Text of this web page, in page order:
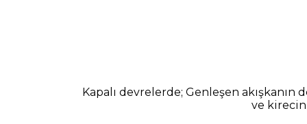
Kapalı devrelerde; Genleşen akışkanın
ve kirecin